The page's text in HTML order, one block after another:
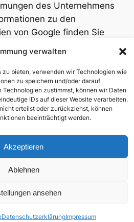
verwalten
zu bieten, verwenden wir Technologien wie
zu speichern und/oder darauf
Technologien zustimmst, können wir Daten
IDs auf dieser Website verarbeiten.
erteilst oder zurückziehst, können
beeinträchtigt werden.
Akzeptieren
Ablehnen
ansehen
DatenschutzerklärungImpressum
des Unternehmens
zu den
von Google finden Sie
Impressum